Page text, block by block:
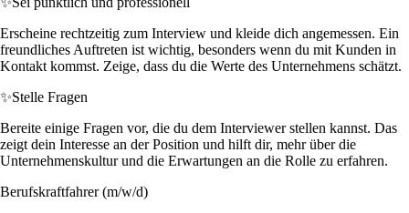
Erscheine rechtzeitig zum Interview und kleide dich angemessen. Ein
freundliches Auftreten ist wichtig, besonders wenn du mit Kunden in
Kontakt kommst. Zeige, dass du die Werte des Unternehmens schätzt.
✨Stelle Fragen
Bereite einige Fragen vor, die du dem Interviewer stellen kannst. Das
zeigt dein Interesse an der Position und hilft dir, mehr über die
Unternehmenskultur und die Erwartungen an die Rolle zu erfahren.
Berufskraftfahrer (m/w/d)